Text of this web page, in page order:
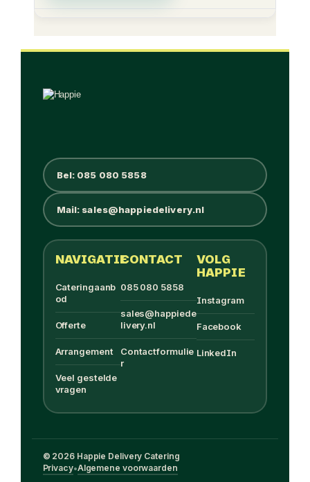
Bel: 085 080 5858
Mail: sales@happiedelivery.nl
NAVIGATIE
Cateringaanb
od
Offerte
Arrangement
Veel gestelde
vragen
CONTACT
085 080 5858
sales@happiede
livery.nl
Contactformulie
r
VOLG
HAPPIE
Instagram
Facebook
LinkedIn
© 2026 Happie Delivery Catering
Privacy•Algemene voorwaarden